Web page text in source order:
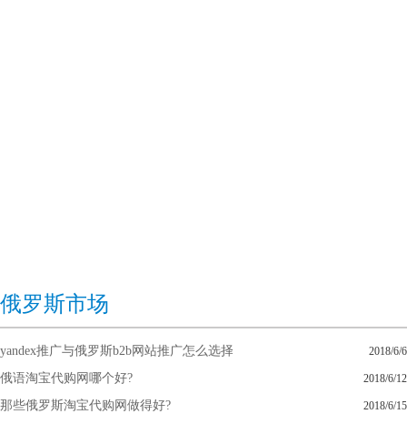
俄罗斯市场
yandex推广与俄罗斯b2b网站推广怎么选择 2018/6/6
俄语淘宝代购网哪个好? 2018/6/12
那些俄罗斯淘宝代购网做得好? 2018/6/15